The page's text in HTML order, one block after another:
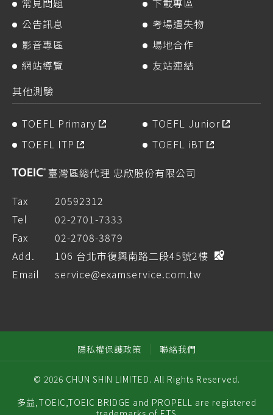
常見問題
下載專區
公告訊息
考場遺失物
影音專區
場地合作
網站導覽
友站連結
其他測驗
TOEFL Primary
TOEFL Junior
TOEFL ITP
TOEFL iBT
臺灣區總代理 忠欣股份有限公司
Tax
20592312
Tel
02-2701-7333
Fax
02-2708-3879
Add.
106 台北市復興南路二段45號2樓
Email
service@examservice.com.tw
隱私權保護政策 聯絡我們
© 2026 CHUN SHIN LIMITED. All Rights Reserved.
多益,TOEIC,TOEIC BRIDGE and PROPELL are registered